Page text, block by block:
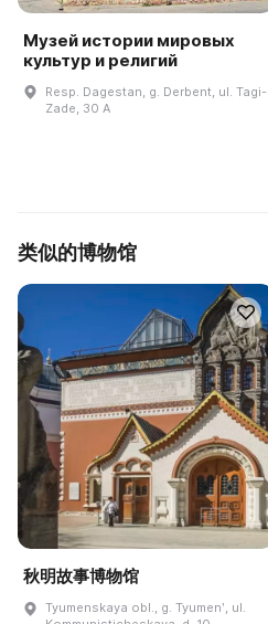
Музей истории мировых
культур и религий
Resp. Dagestan, g. Derbent, ul. Tagi-
Zade, 30 A
类似的博物馆
秋明故事博物馆
Tyumenskaya obl., g. Tyumenʹ, ul.